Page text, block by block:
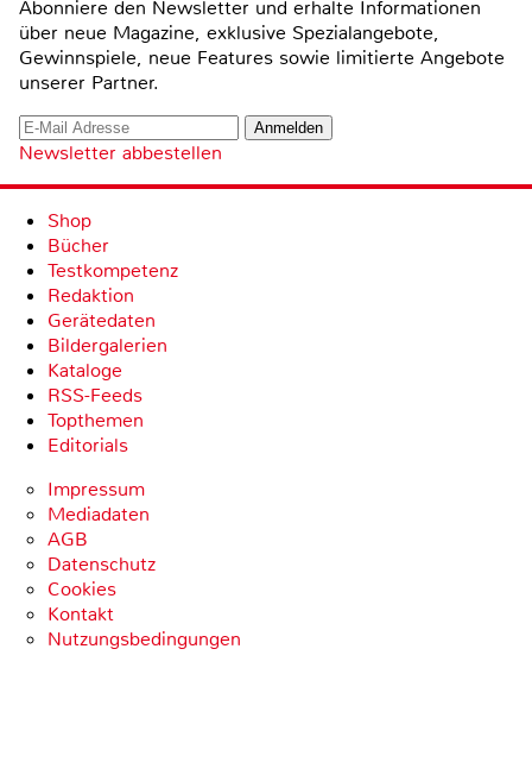
Abonniere den Newsletter und erhalte Informationen
über neue Magazine, exklusive Spezialangebote,
Gewinnspiele, neue Features sowie limitierte Angebote
unserer Partner.
Newsletter abbestellen
Shop
Bücher
Testkompetenz
Redaktion
Gerätedaten
Bildergalerien
Kataloge
RSS-Feeds
Topthemen
Editorials
Impressum
Mediadaten
AGB
Datenschutz
Cookies
Kontakt
Nutzungsbedingungen